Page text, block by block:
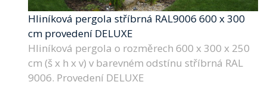
Hliníková pergola stříbrná RAL9006 600 x 300
cm provedení DELUXE
Hliníková pergola o rozměrech 600 x 300 x 250
cm (š x h x v) v barevném odstínu stříbrná RAL
9006. Provedení DELUXE